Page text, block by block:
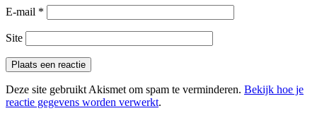
E-mail *
Site
Deze site gebruikt Akismet om spam te verminderen. Bekijk hoe je
reactie gegevens worden verwerkt.